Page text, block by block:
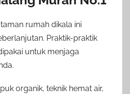
rumah dikala ini
Praktik-praktik
untuk menjaga
organik, teknik hemat air,